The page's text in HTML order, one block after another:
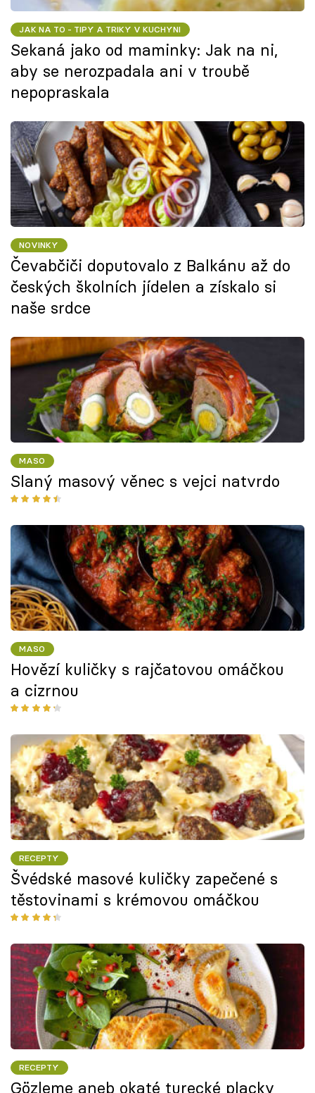
JAK NA TO - TIPY A TRIKY V KUCHYNI
Sekaná jako od maminky: Jak na ni,
aby se nerozpadala ani v troubě
nepopraskala
NOVINKY
Čevabčiči doputovalo z Balkánu až do
českých školních jídelen a získalo si
naše srdce
MASO
Slaný masový věnec s vejci natvrdo
MASO
Hovězí kuličky s rajčatovou omáčkou
a cizrnou
RECEPTY
Švédské masové kuličky zapečené s
těstovinami s krémovou omáčkou
RECEPTY
Gözleme aneb okaté turecké placky